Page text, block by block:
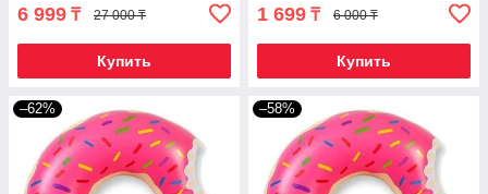
6 999 ₸ 27 000 ₸
Купить
1 699 ₸ 6 000 ₸
Купить
–62% –58%